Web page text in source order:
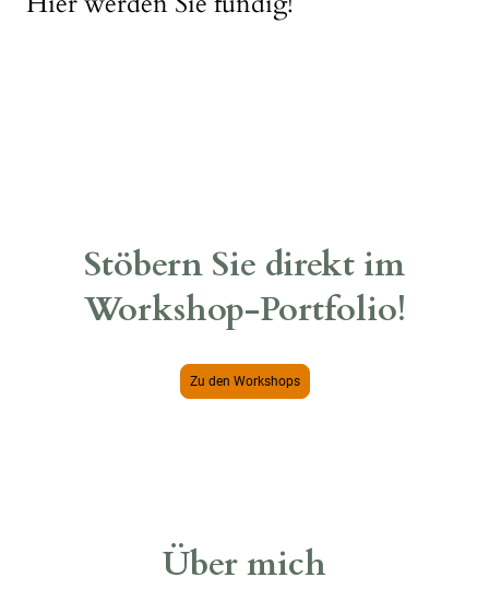
Stöbern Sie direkt im
Workshop-Portfolio!
Zu den Workshops
Über mich